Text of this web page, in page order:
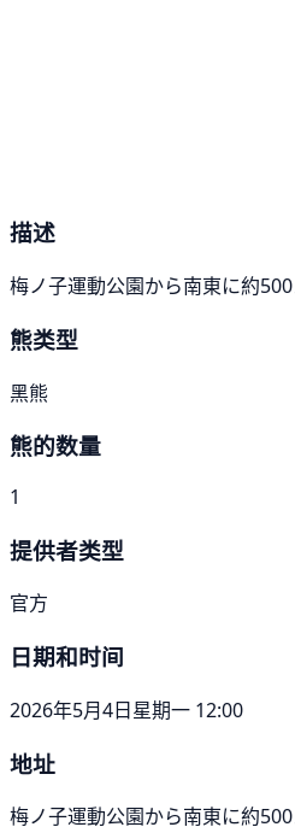
描述
梅ノ子運動公園から南東に約
熊类型
黑熊
熊的数量
1
提供者类型
官方
日期和时间
2026年5月4日星期一 12:00
地址
梅ノ子運動公園から南東に約